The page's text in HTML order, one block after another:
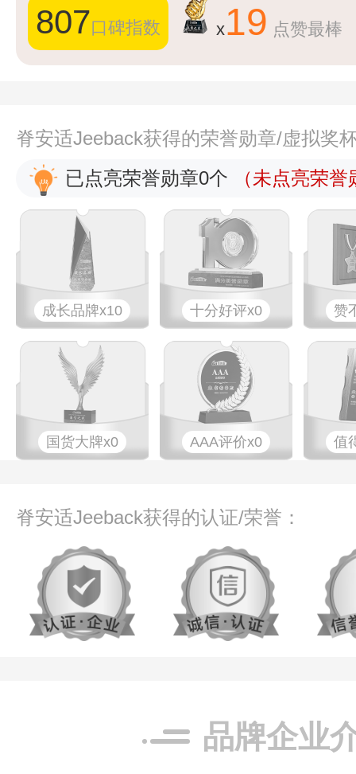
807口碑指数 x19 点赞最棒
脊安适Jeeback获得的荣誉勋章/虚拟奖
已点亮荣誉勋章0个
（未点亮荣
成长品牌x10 十分好评x0 赞
国货大牌x0 AAA评价x0 值
脊安适Jeeback获得的认证/荣誉：
品牌企业